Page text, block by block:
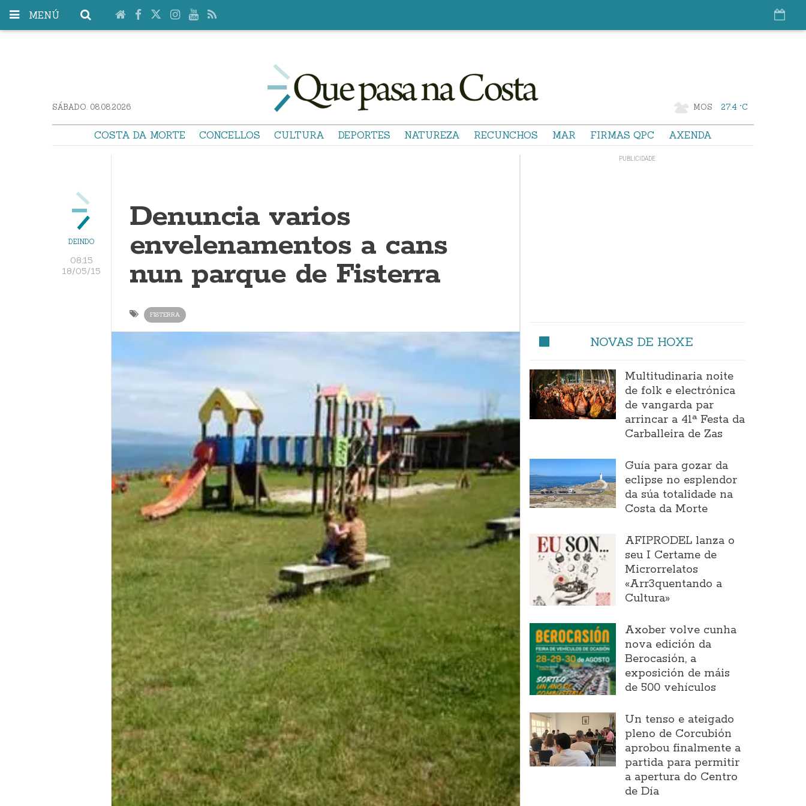
MENÚ
SÁBADO. 08.08.2026 MOS 27.4 °C
COSTA DA MORTE CONCELLOS CULTURA DEPORTES NATUREZA RECUNCHOS MAR FIRMAS QPC AXENDA
DEINDO
08:15
18/05/15
Denuncia varios
envelenamentos a cans
nun parque de Fisterra
FISTERRA
NOVAS DE HOXE
Multitudinaria noite
de folk e electrónica
de vangarda par
arrincar a 41ª Festa da
Carballeira de Zas
Guía para gozar da
eclipse no esplendor
da súa totalidade na
Costa da Morte
AFIPRODEL lanza o
seu I Certame de
Microrrelatos
«Arr3quentando a
Cultura»
Axober volve cunha
nova edición da
Berocasión, a
exposición de máis
de 500 vehículos
Un tenso e ateigado
pleno de Corcubión
aprobou finalmente a
partida para permitir
a apertura do Centro
de Día